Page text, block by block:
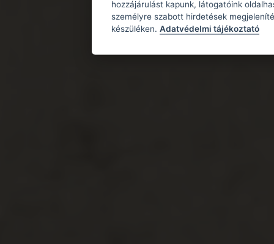
hozzájárulást kapunk, látogatóink
személyre szabott hirdetések
készüléken. Adatvédelmi tájékoztató